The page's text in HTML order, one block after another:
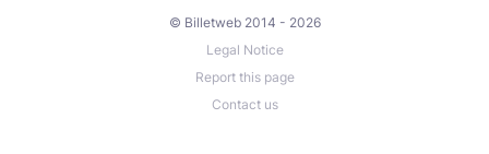
© Billetweb 2014 - 2026
Legal Notice
Report this page
Contact us